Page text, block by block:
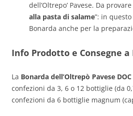
dell’Oltrepo’ Pavese. Da
alla pasta di salame”: in
Bonarda anche per la
Info Prodotto e Consegne
La Bonarda dell’Oltrepò Pavese DOC
confezioni da 3, 6 o 12 bottiglie (da
confezioni da 6 bottiglie magnum